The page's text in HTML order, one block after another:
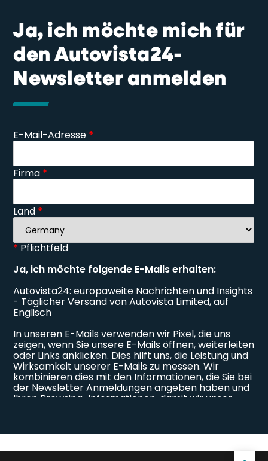
Ja, ich möchte mich für
den Autovista24-
Newsletter anmelden